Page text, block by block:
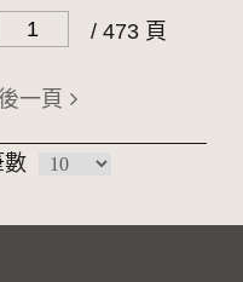
/ 473 頁
一頁
數